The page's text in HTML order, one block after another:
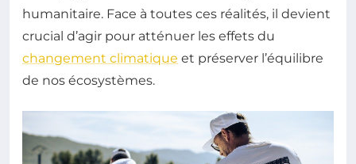
humanitaire. Face à toutes ces réalités, il devient
crucial d’agir pour atténuer les effets du
changement climatique et préserver l’équilibre
de nos écosystèmes.